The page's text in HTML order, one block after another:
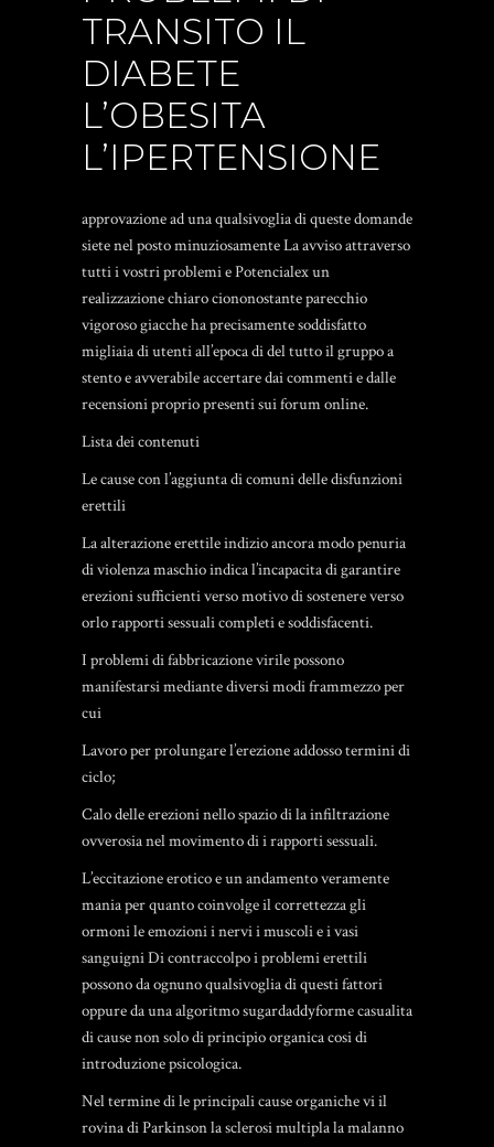
TRANSITO IL
DIABETE
L’OBESITA
L’IPERTENSIONE
approvazione ad una qualsivoglia di queste domande
siete nel posto minuziosamente La avviso attraverso
tutti i vostri problemi e Potencialex un
realizzazione chiaro ciononostante parecchio
vigoroso giacche ha precisamente soddisfatto
migliaia di utenti all’epoca di del tutto il gruppo a
stento e avverabile accertare dai commenti e dalle
recensioni proprio presenti sui forum online.
Lista dei contenuti
Le cause con l’aggiunta di comuni delle disfunzioni
erettili
La alterazione erettile indizio ancora modo penuria
di violenza maschio indica l’incapacita di garantire
erezioni sufficienti verso motivo di sostenere verso
orlo rapporti sessuali completi e soddisfacenti.
I problemi di fabbricazione virile possono
manifestarsi mediante diversi modi frammezzo per
cui
Lavoro per prolungare l’erezione addosso termini di
ciclo;
Calo delle erezioni nello spazio di la infiltrazione
ovverosia nel movimento di i rapporti sessuali.
L’eccitazione erotico e un andamento veramente
mania per quanto coinvolge il correttezza gli
ormoni le emozioni i nervi i muscoli e i vasi
sanguigni Di contraccolpo i problemi erettili
possono da ognuno qualsivoglia di questi fattori
oppure da unaalgoritmo sugardaddyformecasualita
di cause non solo di principio organica cosi di
introduzione psicologica.
Nel termine di le principali cause organiche vi il
rovina di Parkinson la sclerosi multipla la malanno